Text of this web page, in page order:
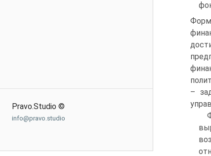
Pravo.Studio ©
info@pravo.studio
–